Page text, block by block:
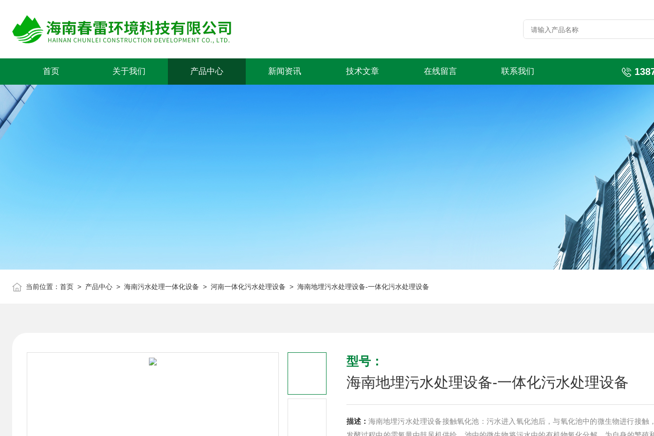
首页 关于我们 产品中心 新闻资讯 技术文章 在线留言 联系我们
当前位置： 首页 > 产品中心 > 海南污水处理一体化设备 > 河南一体化污水处理设备 > 海南地埋污水处理设备-一体化污水处理设备
型号：
海南地埋污水处理设备-一体化污水处理设备
描述： 海南地埋污水处理设备接触氧化池：污水进入氧化池后，与氧化池中的微生物进行接触